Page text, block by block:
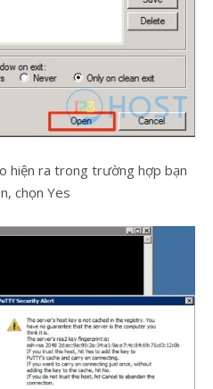
hiện ra trong trường hợp bạn
chọn Yes